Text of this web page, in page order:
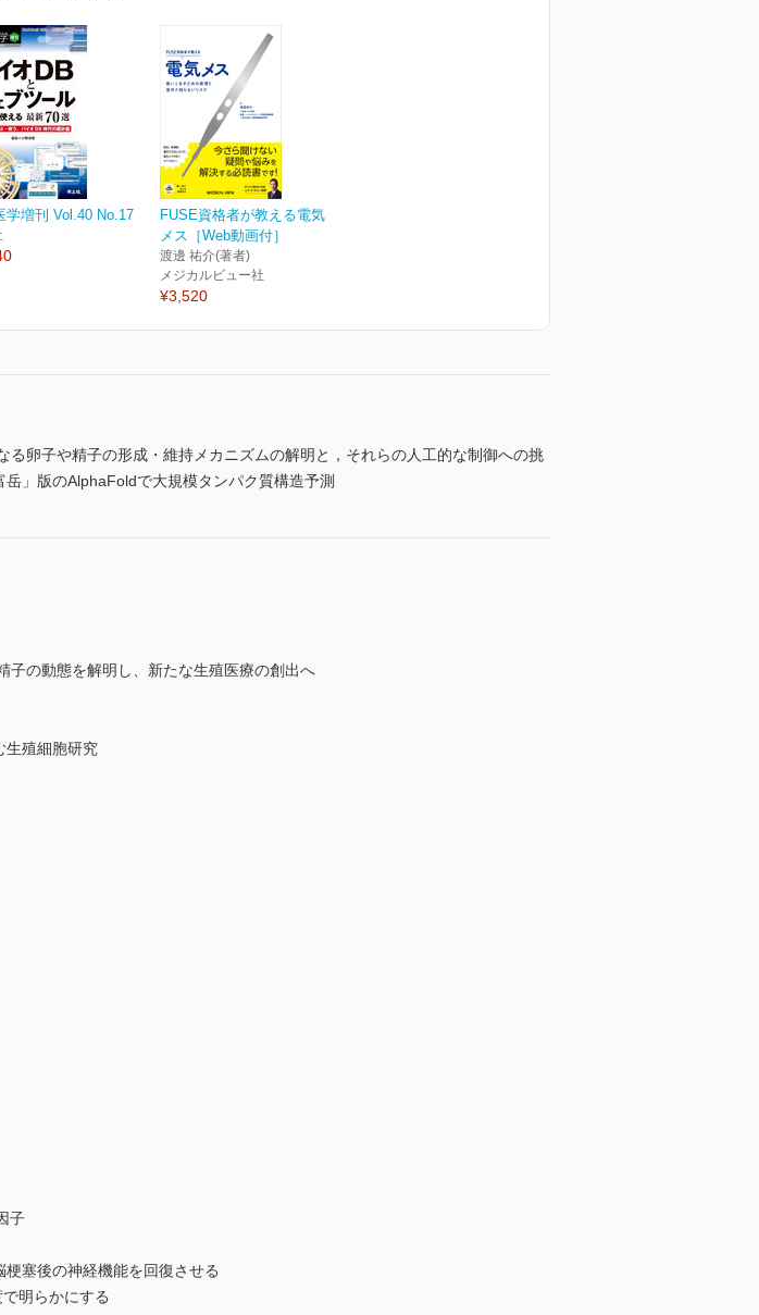
学増刊 Vol.40 No.17
FUSE資格者が教える電気
メス［Web動画付］
渡邊 祐介(著者)
メジカルビュー社
¥3,520
る卵子や精子の形成・維持メカニズムの解明と，それらの人工的な制御への挑
」版のAlphaFoldで大規模タンパク質構造予測
子の動態を解明し、新たな生殖医療の創出へ
生殖細胞研究
子
塞後の神経機能を回復させる
明らかにする